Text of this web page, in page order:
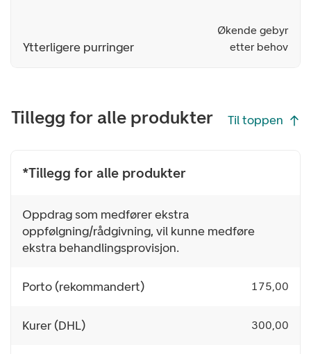
Ytterligere purringer
Økende gebyr
etter behov
Tillegg for alle produkter Til toppen
*Tillegg for alle produkter
Oppdrag som medfører ekstra
oppfølgning/rådgivning, vil kunne medføre
ekstra behandlingsprovisjon.
Porto (rekommandert) 175,00
Kurer (DHL) 300,00